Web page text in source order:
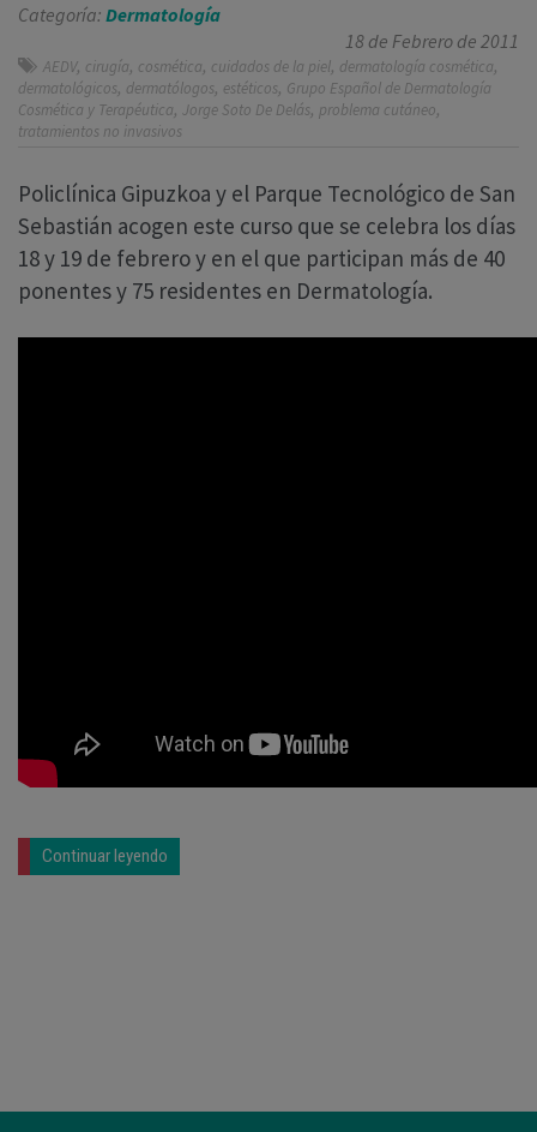
Categoría: Dermatología
18 de Febrero de 2011
AEDV, cirugía, cosmética, cuidados de la piel, dermatología cosmética,
dermatológicos, dermatólogos, estéticos, Grupo Español de Dermatología
Cosmética y Terapéutica, Jorge Soto De Delás, problema cutáneo,
tratamientos no invasivos
Policlínica Gipuzkoa y el Parque Tecnológico de San
Sebastián acogen este curso que se celebra los días
18 y 19 de febrero y en el que participan más de 40
ponentes y 75 residentes en Dermatología.
Continuar leyendo